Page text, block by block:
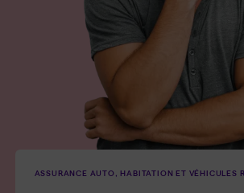
ASSURANCE AUTO, HABITATION ET VÉHICULES